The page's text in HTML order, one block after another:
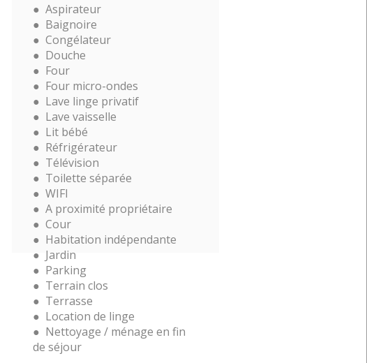
Aspirateur
Baignoire
Congélateur
Douche
Four
Four micro-ondes
Lave linge privatif
Lave vaisselle
Lit bébé
Réfrigérateur
Télévision
Toilette séparée
WIFI
A proximité propriétaire
Cour
Habitation indépendante
Jardin
Parking
Terrain clos
Terrasse
Location de linge
Nettoyage / ménage en fin
de séjour